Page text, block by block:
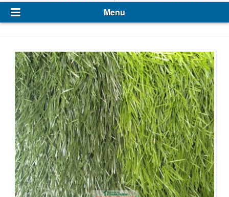
Liên hệ Menu